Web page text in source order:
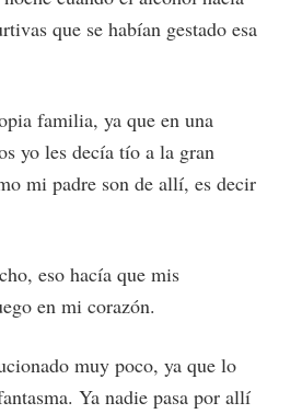
que se habían gestado esa
familia, ya que en una
yo les decía tío a la gran
mi padre son de allí, es decir
eso hacía que mis
en mi corazón.
muy poco, ya que lo
Ya nadie pasa por allí